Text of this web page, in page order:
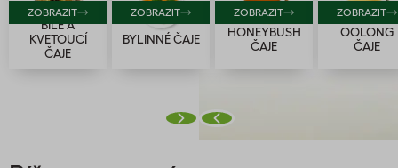
BÍLÉ A
KVETOUCÍ
ČAJE
ZOBRAZIT
BYLINNÉ ČAJE
ZOBRAZIT
HONEYBUSH
ČAJE
ZOBRAZIT
OOLONG
ČAJE
ZOBRAZIT